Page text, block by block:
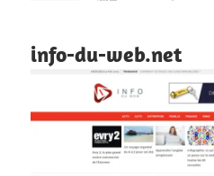
info-du-web.net